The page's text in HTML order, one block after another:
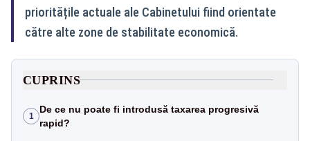
prioritățile actuale ale Cabinetului fiind orientate
către alte zone de stabilitate economică.
CUPRINS
1
De ce nu poate fi introdusă taxarea progresivă
rapid?